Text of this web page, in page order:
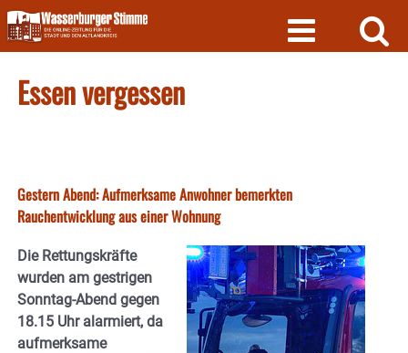
Skip
to
content
Essen vergessen
Gestern Abend: Aufmerksame Anwohner bemerkten
Rauchentwicklung aus einer Wohnung
Die Rettungskräfte
wurden am gestrigen
Sonntag-Abend gegen
18.15 Uhr alarmiert, da
aufmerksame